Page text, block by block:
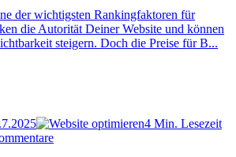
der wichtigsten Rankingfaktoren für
die Autorität Deiner Website und können
steigern. Doch die Preise für B...
4 Min. Lesezeit